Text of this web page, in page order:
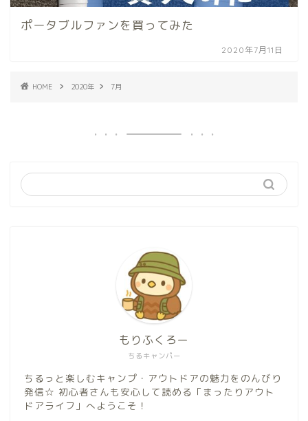
ポータブルファンを買ってみた
2020年7月11日
HOME 2020年 7月
ちるキャンパー
もりふくろー
ちるっと楽しむキャンプ・アウトドアの魅力をのんびり
発信☆ 初心者さんも安心して読める「まったりアウト
ドアライフ」へようこそ！